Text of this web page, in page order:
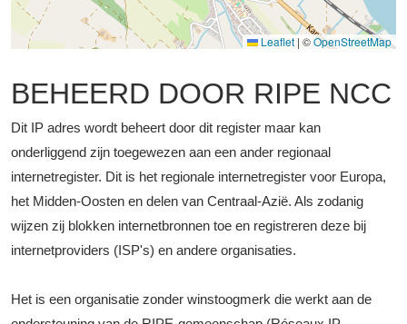
Leaflet | ©OpenStreetMap
BEHEERD DOOR RIPE NCC
Dit IP adres wordt beheert door dit register maar kan
onderliggend zijn toegewezen aan een ander regionaal
internetregister. Dit is het regionale internetregister voor Europa,
het Midden-Oosten en delen van Centraal-Azië. Als zodanig
wijzen zij blokken internetbronnen toe en registreren deze bij
internetproviders (ISP's) en andere organisaties.
Het is een organisatie zonder winstoogmerk die werkt aan de